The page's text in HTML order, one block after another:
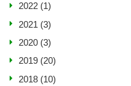
2022 (1)
2021 (3)
2020 (3)
2019 (20)
2018 (10)